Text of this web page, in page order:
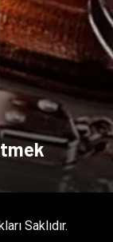
Saklıdır.